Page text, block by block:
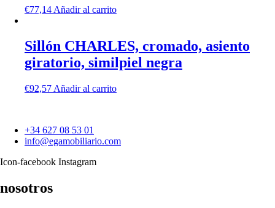
€77,14 Añadir al carrito
Sillón CHARLES, cromado, asiento
giratorio, similpiel negra
€92,57 Añadir al carrito
+34 627 08 53 01
info@egamobiliario.com
Icon-facebook Instagram
nosotros